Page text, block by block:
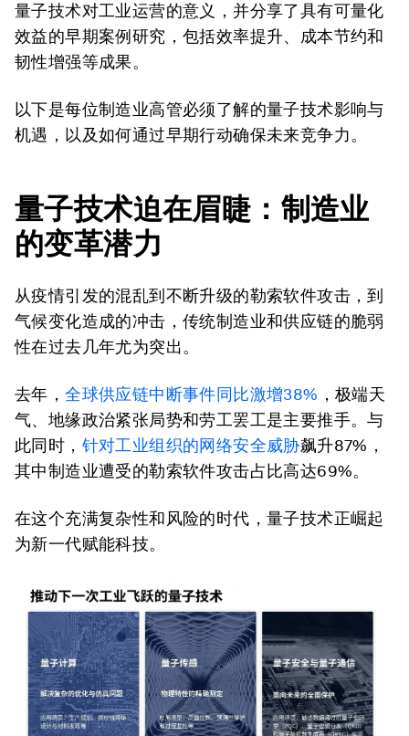
量子技术对工业运营的意义，并分享了具有可量化
效益的早期案例研究，包括效率提升、成本节约和
韧性增强等成果。
以下是每位制造业高管必须了解的量子技术影响与
机遇，以及如何通过早期行动确保未来竞争力。
量子技术迫在眉睫：制造业
的变革潜力
从疫情引发的混乱到不断升级的勒索软件攻击，到
气候变化造成的冲击，传统制造业和供应链的脆弱
性在过去几年尤为突出。
去年，全球供应链中断事件同比激增38% ，极端天
气、地缘政治紧张局势和劳工罢工是主要推手。与
此同时， 针对工业组织的网络安全威胁飙升87%，
其中制造业遭受的勒索软件攻击占比高达69%。
在这个充满复杂性和风险的时代，量子技术正崛起
为新一代赋能科技。